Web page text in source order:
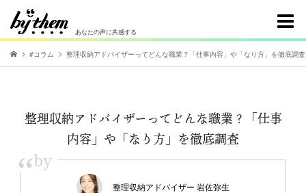
あなたの声に共感する
#コラム 整理収納アドバイザーってどんな職業？「仕事内容」や「なり方」を徹底調査
整理収納アドバイザーってどんな職業？「仕事
内容」や「なり方」を徹底調査
“by
整理収納アドバイザー 岩佐弥生